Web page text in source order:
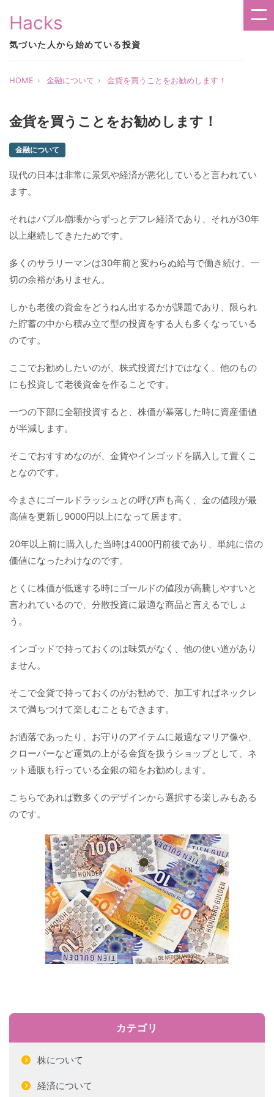
Hacks
気づいた人から始めている投資
HOME 金融について 金貨を買うことをお勧めします！
金貨を買うことをお勧めします！
金融について
現代の日本は非常に景気や経済が悪化していると言われてい
ます。
それはバブル崩壊からずっとデフレ経済であり、それが30年
以上継続してきたためです。
多くのサラリーマンは30年前と変わらぬ給与で働き続け、一
切の余裕がありません。
しかも老後の資金をどうねん出するかが課題であり、限られ
た貯蓄の中から積み立て型の投資をする人も多くなっている
のです。
ここでお勧めしたいのが、株式投資だけではなく、他のもの
にも投資して老後資金を作ることです。
一つの下部に全額投資すると、株価が暴落した時に資産価値
が半減します。
そこでおすすめなのが、金貨やインゴッドを購入して置くこ
となのです。
今まさにゴールドラッシュとの呼び声も高く、金の値段が最
高値を更新し9000円以上になって居ます。
20年以上前に購入した当時は4000円前後であり、単純に倍の
価値になったわけなのです。
とくに株価が低迷する時にゴールドの値段が高騰しやすいと
言われているので、分散投資に最適な商品と言えるでしょ
う。
インゴッドで持っておくのは味気がなく、他の使い道があり
ません。
そこで金貨で持っておくのがお勧めで、加工すればネックレ
スで満ちつけて楽しむこともできます。
お洒落であったり、お守りのアイテムに最適なマリア像や、
クローバーなど運気の上がる金貨を扱うショップとして、ネ
ット通販も行っている金銀の箱をお勧めします。
こちらであれば数多くのデザインから選択する楽しみもある
のです。
カテゴリ
株について
経済について